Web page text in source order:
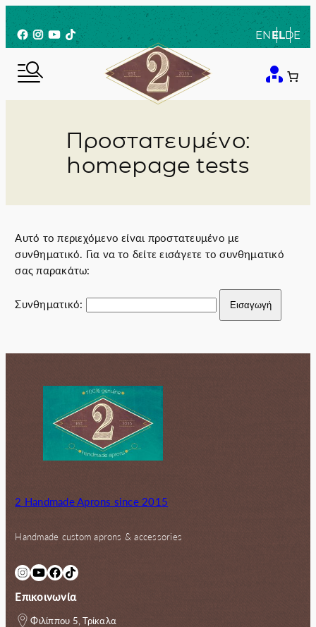
στο
περιεχόμενο
Facebook
Instagram
YouTube
TikTok ENELDE
Πρoστατευμένο:
homepage tests
Αυτό το περιεχόμενο είναι προστατευμένο με
συνθηματικό. Για να το δείτε εισάγετε το συνθηματικό
σας παρακάτω:
Συνθηματικό:
2 Handmade Aprons since 2015
Handmade custom aprons & accessories
InstagramYouTube Facebook TikTok
Επικοινωνία
Φιλίππου 5, Τρίκαλα